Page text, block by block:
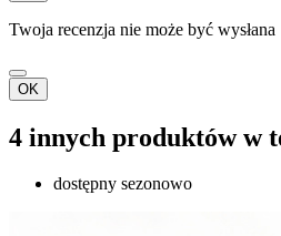
Twoja recenzja nie może być wysłana
OK
4 innych produktów w
dostępny sezonowo